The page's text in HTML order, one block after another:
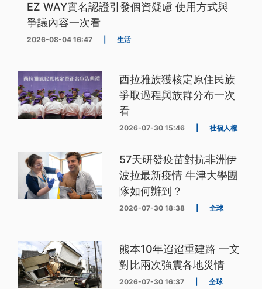
EZ WAY實名認證引發個資疑慮 使用方式與
爭議內容一次看
2026-08-04 16:47 生活
西拉雅族獲核定原住民族
爭取過程與族群分布一次
看
2026-07-30 15:46 社福人權
57天研發疫苗對抗非洲伊
波拉最新疫情 牛津大學團
隊如何辦到？
2026-07-30 18:38 全球
熊本10年迢迢重建路 一文
對比兩次強震各地災情
2026-07-30 16:37 全球